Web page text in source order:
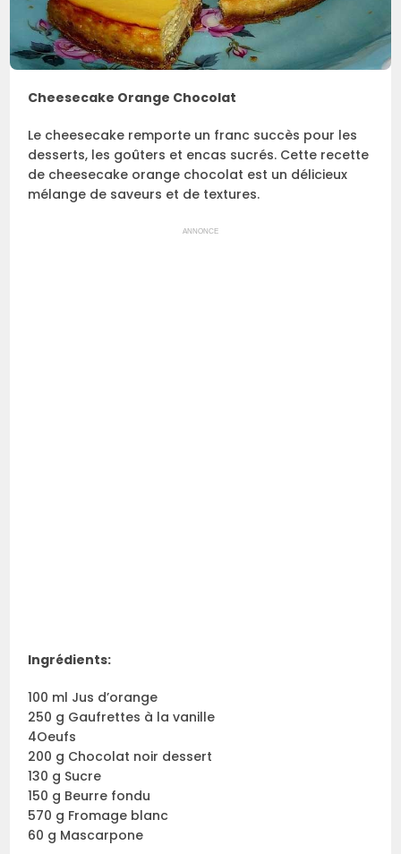
Cheesecake Orange Chocolat
Le cheesecake remporte un franc succès pour les
desserts, les goûters et encas sucrés. Cette recette
de cheesecake orange chocolat est un délicieux
mélange de saveurs et de textures.
ANNONCE
Ingrédients:
100 ml Jus d’orange
250 g Gaufrettes à la vanille
4Oeufs
200 g Chocolat noir dessert
130 g Sucre
150 g Beurre fondu
570 g Fromage blanc
60 g Mascarpone